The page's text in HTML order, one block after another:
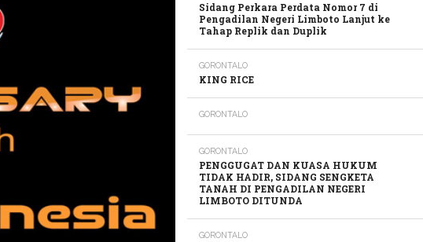
Sidang Perkara Perdata Nomor 7 di
Pengadilan Negeri Limboto Lanjut ke
Tahap Replik dan Duplik
GORONTALO
KING RICE
GORONTALO
GORONTALO
PENGGUGAT DAN KUASA HUKUM
TIDAK HADIR, SIDANG SENGKETA
TANAH DI PENGADILAN NEGERI
LIMBOTO DITUNDA
GORONTALO